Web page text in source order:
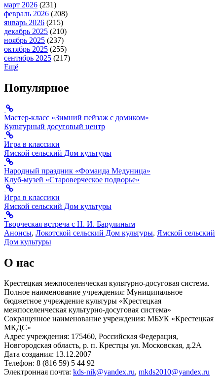
март 2026 (231)
февраль 2026 (208)
январь 2026 (215)
декабрь 2025 (210)
ноябрь 2025 (237)
октябрь 2025 (255)
сентябрь 2025 (217)
Ещё
Популярное
Мастер-класс «Зимний пейзаж с домиком»
Культурный досуговый центр
Игра в классики
Ямской сельский Дом культуры
Народный праздник «Фомаида Медуница»
Клуб-музей «Староверческое подворье»
Игра в классики
Ямской сельский Дом культуры
Творческая встреча с Н. И. Барулиным
Анонсы, Локотской сельский Дом культуры, Ямской сельский
Дом культуры
О нас
Крестецкая межпоселенческая культурно-досуговая система.
Полное наименование учреждения: Муниципальное
бюджетное учреждение культуры «Крестецкая
межпоселенческая культурно-досуговая система»
Сокращенное наименование учреждения: МБУК «Крестецкая
МКДС»
Адрес учреждения: 175460, Российская Федерация,
Новгородская область, р. п. Крестцы ул. Московская, д.2А
Дата создания: 13.12.2007
Телефон: 8 (816 59) 5 44 92
Электронная почта: kds-nik@yandex.ru, mkds2010@yandex.ru